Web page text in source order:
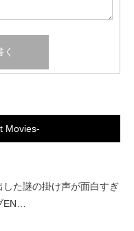
Movies-
した謎の掛け声が面白すぎ
EN…